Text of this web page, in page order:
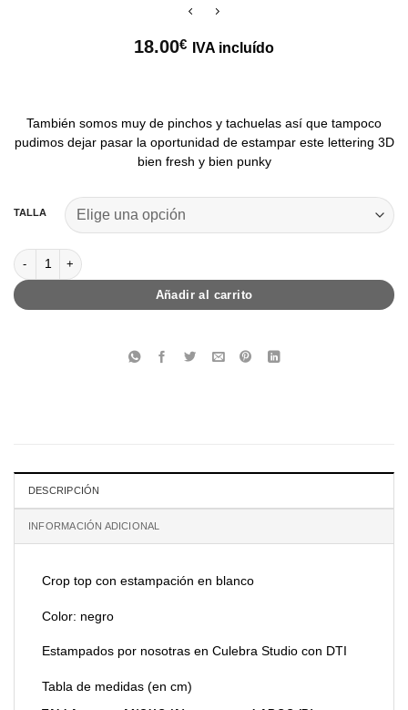
18.00€ IVA incluído
También somos muy de pinchos y tachuelas así que tampoco
pudimos dejar pasar la oportunidad de estampar este lettering 3D
bien fresh y bien punky
TALLA
Crop top slime spike negro cantidad
Añadir al carrito
DESCRIPCIÓN
INFORMACIÓN ADICIONAL
Crop top con estampación en blanco
Color: negro
Estampados por nosotras en Culebra Studio con DTI
Tabla de medidas (en cm)